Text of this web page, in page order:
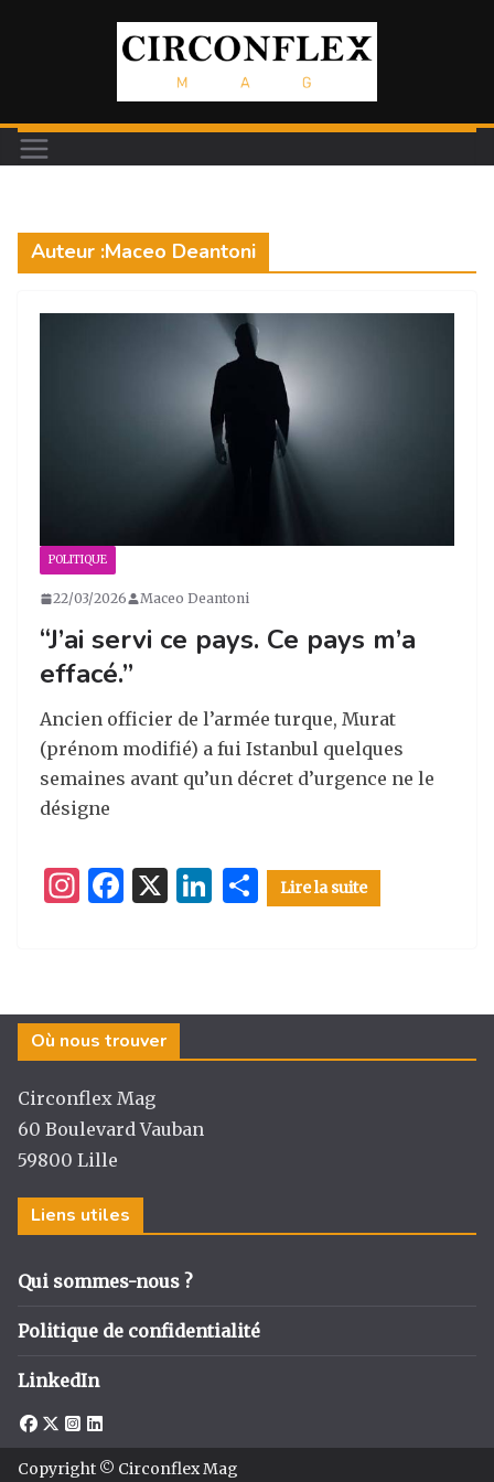
Auteur :Maceo Deantoni
POLITIQUE
22/03/2026 Maceo Deantoni
“J’ai servi ce pays. Ce pays m’a
effacé.”
Ancien officier de l’armée turque, Murat
(prénom modifié) a fui Istanbul quelques
semaines avant qu’un décret d’urgence ne le
désigne
I
g
ra
m
F
b
o
o
k
X
Li
dI
n
ar
er
Lire la suite
Où nous trouver
Circonflex Mag
60 Boulevard Vauban
59800 Lille
Liens utiles
Qui sommes-nous ?
Politique de confidentialité
LinkedIn
Copyright © Circonflex Mag